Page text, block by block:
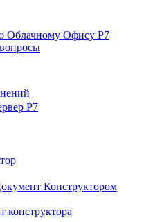
Облачному Офису Р7
Р7
Конструктором
конструктора